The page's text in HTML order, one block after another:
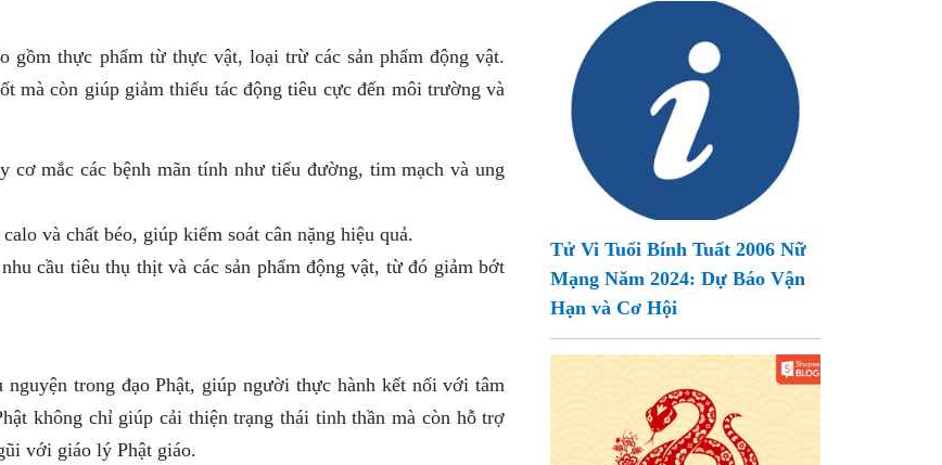
gồm thực phẩm từ thực vật, loại trừ các sản phẩm động vật.
mà còn giúp giảm thiểu tác động tiêu cực đến môi trường và
cơ mắc các bệnh mãn tính như tiểu đường, tim mạch và ung
và chất béo, giúp kiểm soát cân nặng hiệu quả.
cầu tiêu thụ thịt và các sản phẩm động vật, từ đó giảm bớt
trong đạo Phật, giúp người thực hành kết nối với tâm
không chỉ giúp cải thiện trạng thái tinh thần mà còn hỗ trợ
với giáo lý Phật giáo.
Tử Vi Tuổi Bính Tuất 2006 Nữ
Mạng Năm 2024: Dự Báo Vận
Hạn và Cơ Hội